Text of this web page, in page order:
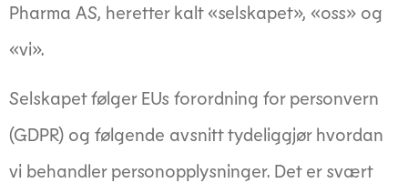
Pharma AS, heretter kalt «selskapet», «oss» og
«vi».
Selskapet følger EUs forordning for personvern
(GDPR) og følgende avsnitt tydeliggjør hvordan
vi behandler personopplysninger. Det er svært